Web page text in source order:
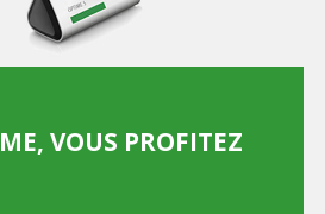
VOUS PROFITEZ